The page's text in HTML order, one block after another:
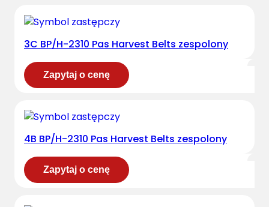
3C BP/H-2310 Pas Harvest Belts zespolony
Zapytaj o cenę
4B BP/H-2310 Pas Harvest Belts zespolony
Zapytaj o cenę